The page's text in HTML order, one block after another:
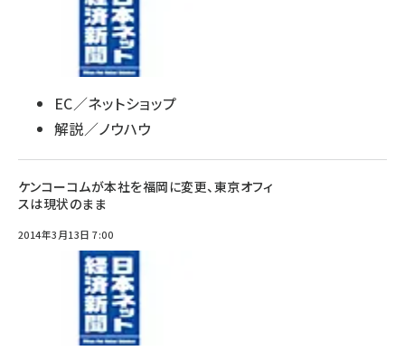
EC／ネットショップ
解説／ノウハウ
ケンコーコムが本社を福岡に変更、東京オフィ
スは現状のまま
2014年3月13日 7:00